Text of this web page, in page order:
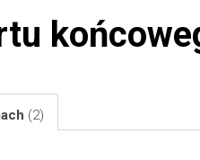
(2)